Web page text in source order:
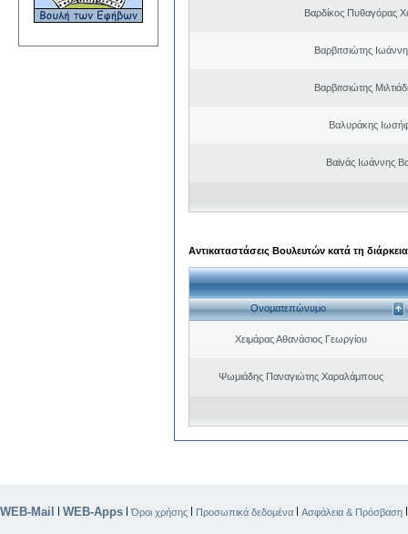
Βαρδίκος Πυθαγόρας
Βαρβιτσιώτης
Βαρβιτσιώτης
Βαλυράκης
Βαϊνάς Ιωάννης
Αντικαταστάσεις Βουλευτών κατά τη
Ονοματεπώνυμο
Χειμάρας Αθανάσιος Γεωργίου
Ψωμιάδης Παναγιώτης Χαραλάμπους
WEB-Mail | WEB-Apps |Όροι χρήσης | Προσωπικά δεδομένα | Ασφάλεια & Πρόσβαση